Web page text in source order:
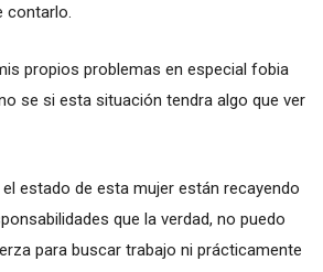
contarlo.
propios problemas en especial fobia
se si esta situación tendra algo que ver
estado de esta mujer están recayendo
que la verdad, no puedo
para buscar trabajo ni prácticamente